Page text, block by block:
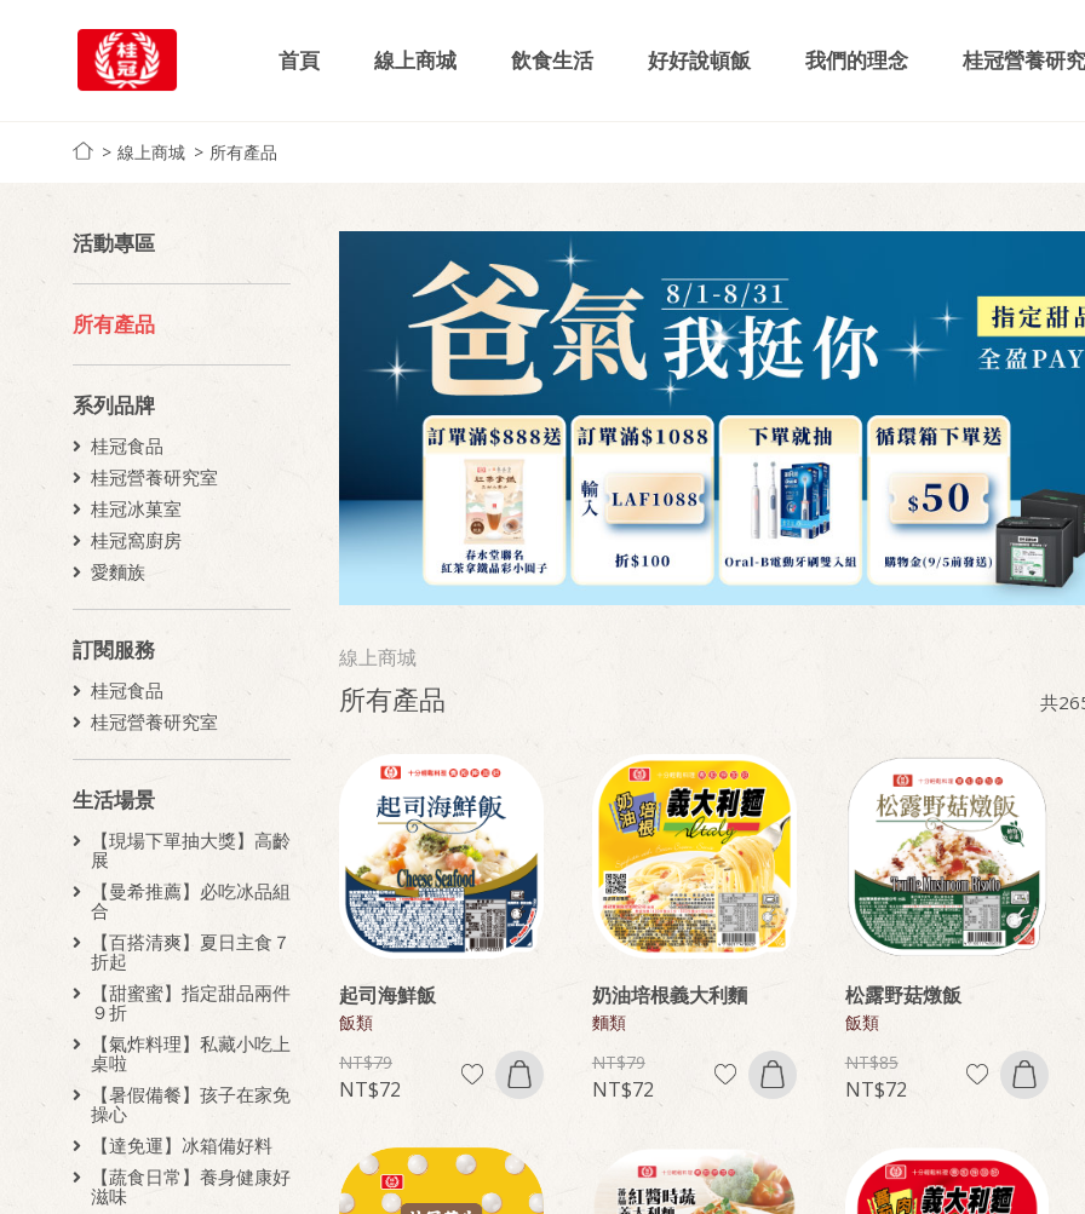
首頁 線上商城 飲食生活 好好說頓飯 我們的理念 桂冠營養研
線上商城 所有產品
活動專區
所有產品
系列品牌
桂冠食品
桂冠營養研究室
桂冠冰菓室
桂冠窩廚房
愛麵族
訂閱服務
桂冠食品
桂冠營養研究室
生活場景
【現場下單抽大獎】高齡
展
【曼希推薦】必吃冰品組
合
【百搭清爽】夏日主食７
折起
【甜蜜蜜】指定甜品兩件
９折
【氣炸料理】私藏小吃上
桌啦
【暑假備餐】孩子在家免
操心
【達免運】冰箱備好料
【蔬食日常】養身健康好
滋味
線上商城
所有產品 共
起司海鮮飯
飯類
79
72
奶油培根義大利麵
麵類
79
72
松露野菇燉飯
飯類
85
72